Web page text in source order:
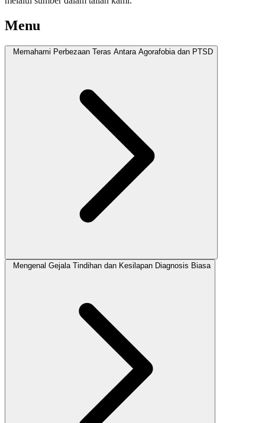
Menu
Memahami Perbezaan Teras Antara Agorafobia dan PTSD
Mengenal Gejala Tindihan dan Kesilapan Diagnosis Biasa